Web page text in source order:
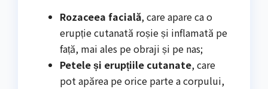
Rozaceea facială, care apare ca o
erupție cutanată roșie și inflamată pe
față, mai ales pe obraji și pe nas;
Petele și erupțiile cutanate, care
pot apărea pe orice parte a corpului,